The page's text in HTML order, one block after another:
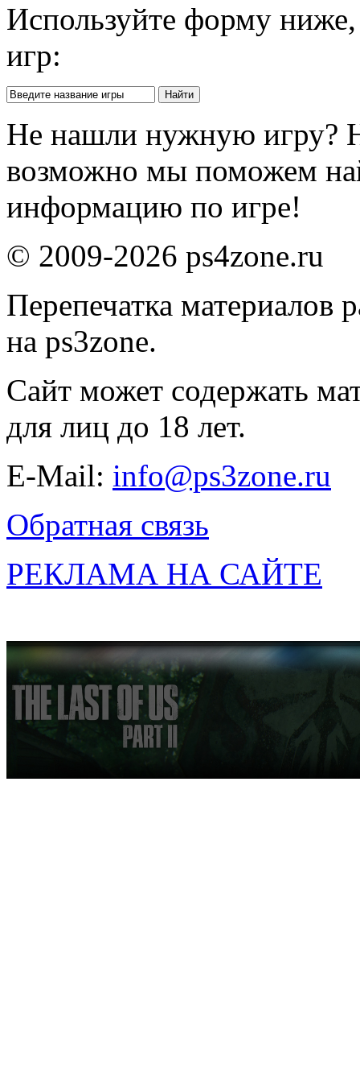
Используйте форму
игр:
Не нашли нужную игру?
возможно мы поможем
информацию по игре!
© 2009-2026 ps4zone.ru
Перепечатка материалов
на ps3zone.
Сайт может содержать
для лиц до 18 лет.
E-Mail: info@ps3zone.ru
Обратная связь
РЕКЛАМА НА САЙТЕ